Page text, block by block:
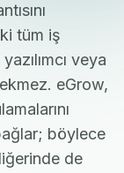
tüm iş
veya
eGrow,
böylece
de